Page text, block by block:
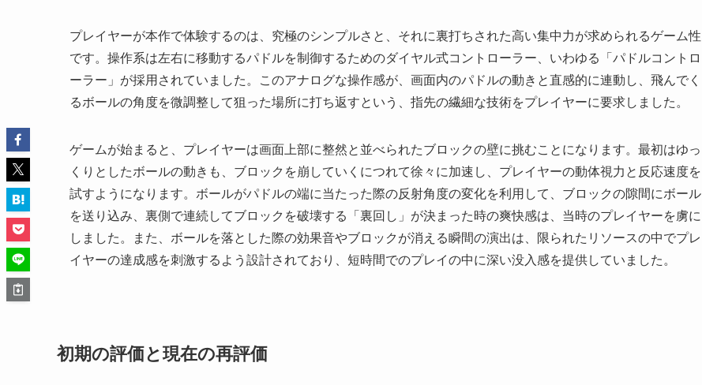
プレイヤーが本作で体験するのは、究極のシンプルさと、それに裏打ちされた高い集中力が求められるゲーム性
です。操作系は左右に移動するパドルを制御するためのダイヤル式コントローラー、いわゆる「パドルコントロ
ーラー」が採用されていました。このアナログな操作感が、画面内のパドルの動きと直感的に連動し、飛んでく
るボールの角度を微調整して狙った場所に打ち返すという、指先の繊細な技術をプレイヤーに要求しました。
ゲームが始まると、プレイヤーは画面上部に整然と並べられたブロックの壁に挑むことになります。最初はゆっ
くりとしたボールの動きも、ブロックを崩していくにつれて徐々に加速し、プレイヤーの動体視力と反応速度を
試すようになります。ボールがパドルの端に当たった際の反射角度の変化を利用して、ブロックの隙間にボール
を送り込み、裏側で連続してブロックを破壊する「裏回し」が決まった時の爽快感は、当時のプレイヤーを虜に
しました。また、ボールを落とした際の効果音やブロックが消える瞬間の演出は、限られたリソースの中でプレ
イヤーの達成感を刺激するよう設計されており、短時間でのプレイの中に深い没入感を提供していました。
初期の評価と現在の再評価